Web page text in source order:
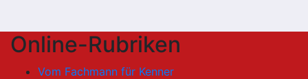
Online-Rubriken
Vom Fachmann für Kenner